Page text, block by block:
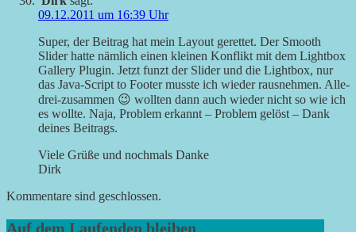
09.12.2011 um 16:39 Uhr
Super, der Beitrag hat mein Layout gerettet. Der Smooth
Slider hatte nämlich einen kleinen Konflikt mit dem Lightbox
Gallery Plugin. Jetzt funzt der Slider und die Lightbox, nur
das Java-Script to Footer musste ich wieder rausnehmen. Alle-
drei-zusammen 😉 wollten dann auch wieder nicht so wie ich
es wollte. Naja, Problem erkannt – Problem gelöst – Dank
deines Beitrags.
Viele Grüße und nochmals Danke
Dirk
Kommentare sind geschlossen.
Auf dem Laufenden bleiben